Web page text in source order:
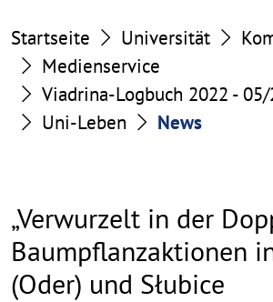
Startseite Universität
Medienservice
Viadrina-Logbuch 2022 -
Uni-Leben
News
„Verwurzelt in der
Baumpflanzaktionen
(Oder) und Słubice